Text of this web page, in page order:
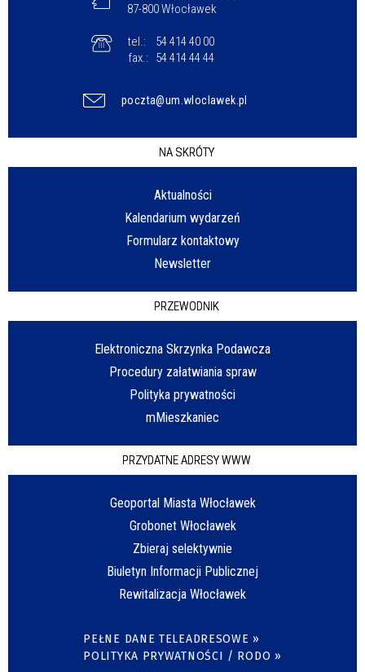
87-800 Włocławek
tel.:
54 414 40 00
fax.:
54 414 44 44
poczta@um.wloclawek.pl
NA SKRÓTY
Aktualności
Kalendarium wydarzeń
Formularz kontaktowy
Newsletter
PRZEWODNIK
Elektroniczna Skrzynka Podawcza
Procedury załatwiania spraw
Polityka prywatności
mMieszkaniec
PRZYDATNE ADRESY WWW
Geoportal Miasta Włocławek
Grobonet Włocławek
Zbieraj selektywnie
Biuletyn Informacji Publicznej
Rewitalizacja Włocławek
PEŁNE DANE TELEADRESOWE »
POLITYKA PRYWATNOŚCI / RODO »